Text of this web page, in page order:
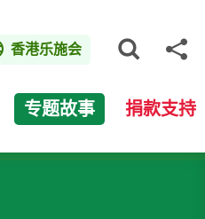
香港乐施会
专题故事 捐款支持